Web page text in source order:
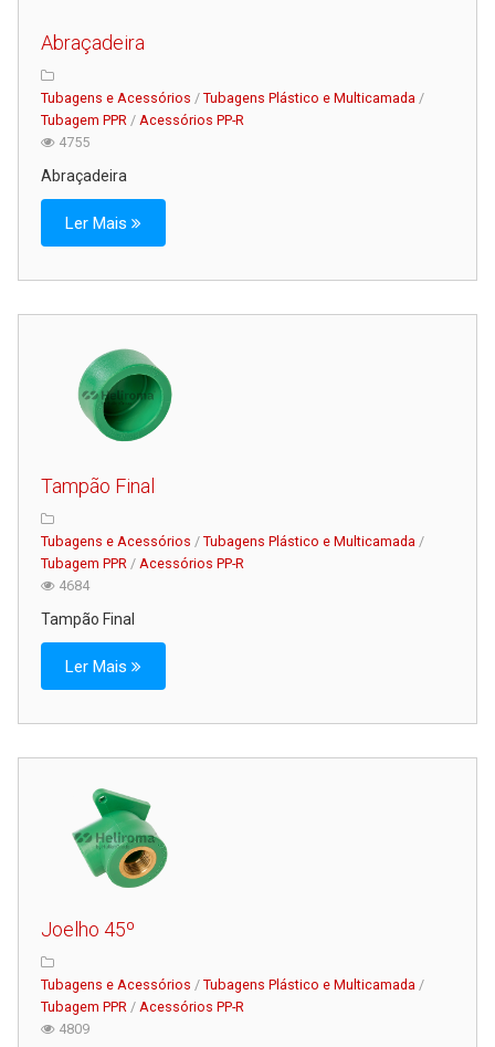
Abraçadeira
Tubagens e Acessórios / Tubagens Plástico e Multicamada /
Tubagem PPR / Acessórios PP-R
4755
Abraçadeira
Ler Mais
Tampão Final
Tubagens e Acessórios / Tubagens Plástico e Multicamada/
Tubagem PPR/ Acessórios PP-R
4684
Tampão Final
Ler Mais
Joelho 45º
Tubagens e Acessórios / Tubagens Plástico e Multicamada/
Tubagem PPR/ Acessórios PP-R
4809